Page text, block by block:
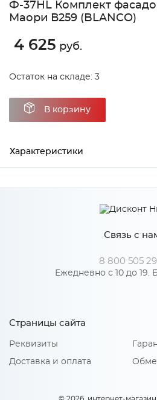
Ф-37НL Комплект
Маори В259 (BLANCO)
4 625 руб.
Остаток на складе: 3
В корзину
Характеристики
Ширина 1004
246
16
Связь с
8 800 505
Ежедневно с 10 до 19.
Страницы сайта
Реквизиты
Доставка и оплата